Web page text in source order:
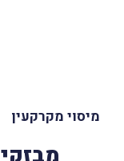
מיסוי מקרקעין